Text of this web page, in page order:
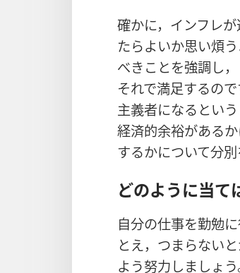
確かに，インフレ
たらよいか思い煩
べきことを強調し
それで満足するの
主義者になるとい
経済的余裕がある
するかについて分
どのように当て
自分の仕事を勤勉
とえ，つまらない
よう努力しましょ